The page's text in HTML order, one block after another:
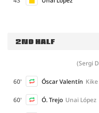
2ND HALF
(Sergi
60' Óscar Valentín
60' Ó. Trejo Unai López